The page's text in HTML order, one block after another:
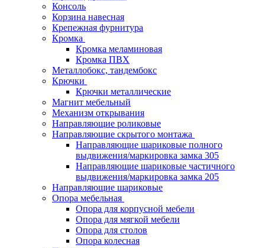
Консоль
Корзина навесная
Крепежная фурнитура
Кромка
Кромка меламиновая
Кромка ПВХ
Металлобокс, тандембокс
Крючки
Крючки металлические
Магнит мебельный
Механизм открывания
Направляющие роликовые
Направляющие скрытого монтажа
Направляющие шариковые полного
выдвижения/маркировка замка 305
Направляющие шариковые частичного
выдвижения/маркировка замка 205
Направляющие шариковые
Опора мебельная
Опора для корпусной мебели
Опора для мягкой мебели
Опора для столов
Опора колесная